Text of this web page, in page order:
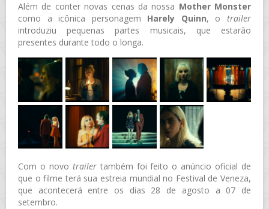
Além de conter novas cenas da nossa Mother Monster
como a icônica personagem Harely Quinn, otrailer
introduziu pequenas partes musicais, que estarão
presentes durante todo o longa.
Com o novo trailertambém foi feito o anúncio oficial de
que o filme terá sua estreia mundial no Festival de Veneza,
que acontecerá entre os dias 28 de agosto a 07 de
setembro.